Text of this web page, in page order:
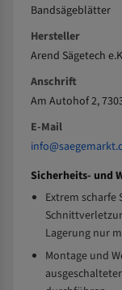
Bandsägeblätter
Hersteller
Arend Sägetech
Anschrift
Am Autohof 2,
E-Mail
Sicherheits- und
Extrem scharfe
Lagerung nur
Montage und